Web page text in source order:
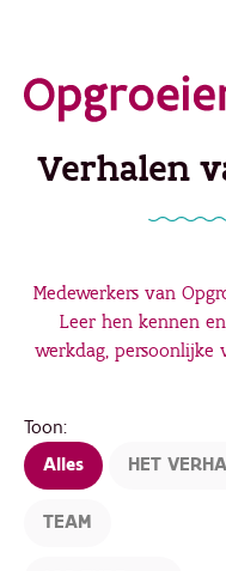
direct
hoofdinhoud
Main
navigation
Verhalen
Medewerkers van
Leer hen kennen
werkdag, persoonlijke
Toon:
Alles HET
TEAM